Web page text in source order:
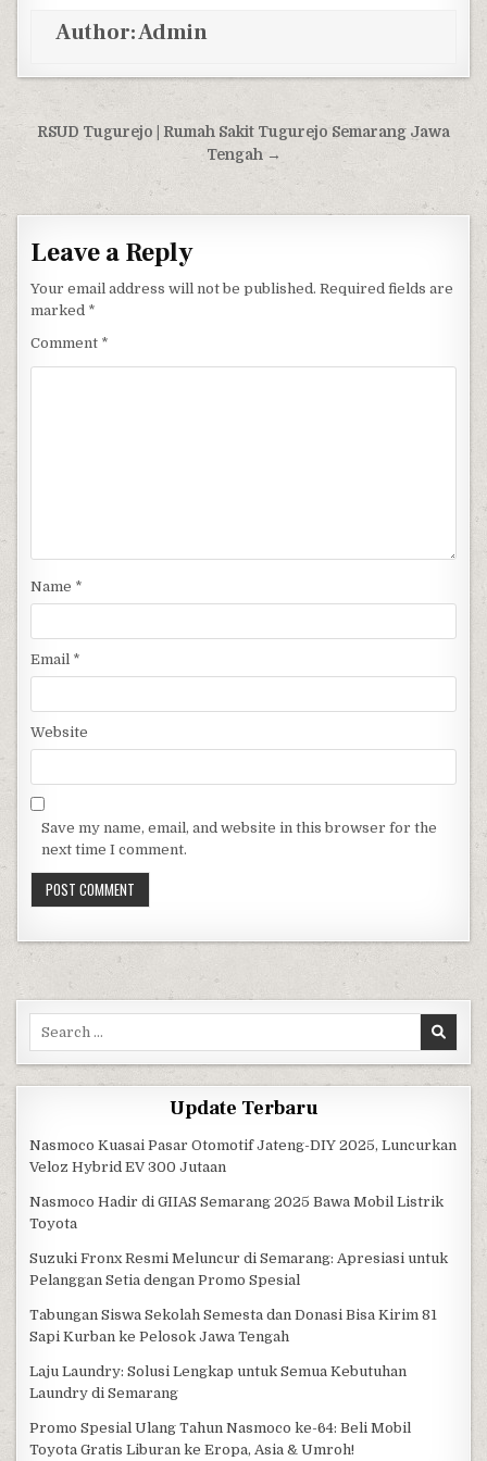
Author:Admin
Post navigation
RSUD Tugurejo | Rumah Sakit Tugurejo Semarang Jawa
Tengah →
Leave a Reply
Your email address will not be published. Required fields are
marked *
Comment *
Name *
Email *
Website
Save my name, email, and website in this browser for the
next time I comment.
Search for:
Update Terbaru
Nasmoco Kuasai Pasar Otomotif Jateng-DIY 2025, Luncurkan
Veloz Hybrid EV 300 Jutaan
Nasmoco Hadir di GIIAS Semarang 2025 Bawa Mobil Listrik
Toyota
Suzuki Fronx Resmi Meluncur di Semarang: Apresiasi untuk
Pelanggan Setia dengan Promo Spesial
Tabungan Siswa Sekolah Semesta dan Donasi Bisa Kirim 81
Sapi Kurban ke Pelosok Jawa Tengah
Laju Laundry: Solusi Lengkap untuk Semua Kebutuhan
Laundry di Semarang
Promo Spesial Ulang Tahun Nasmoco ke-64: Beli Mobil
Toyota Gratis Liburan ke Eropa, Asia & Umroh!